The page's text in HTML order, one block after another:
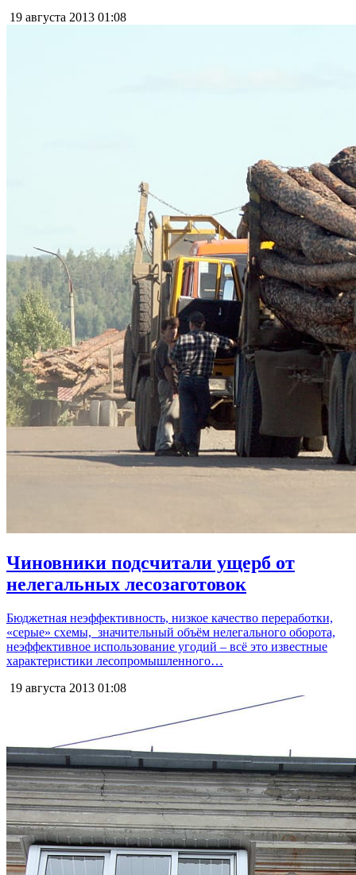
19 августа 2013 01:08
Чиновники подсчитали ущерб от
нелегальных лесозаготовок
Бюджетная неэффективность, низкое качество переработки,
«серые» схемы, значительный объём нелегального оборота,
неэффективное использование угодий – всё это известные
характеристики лесопромышленного…
19 августа 2013 01:08